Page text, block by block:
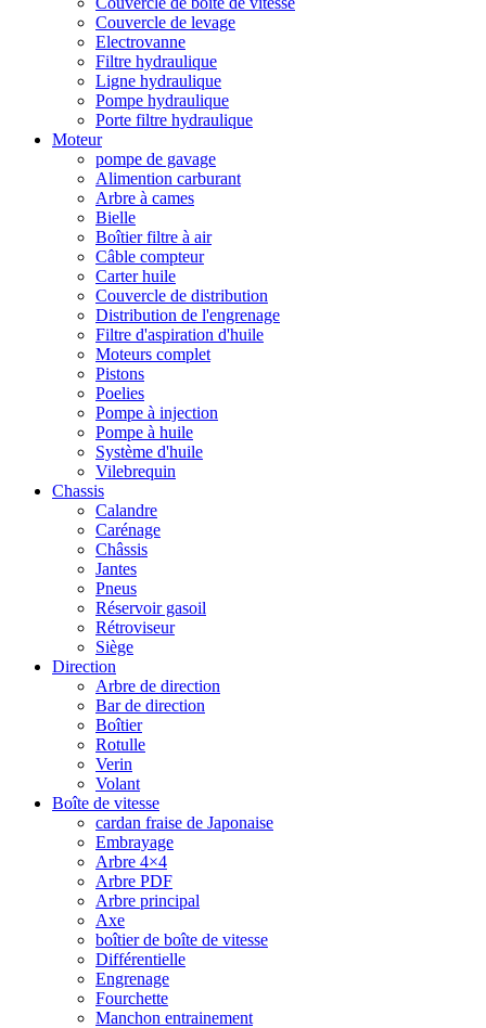
Couvercle de levage
Electrovanne
Filtre hydraulique
Ligne hydraulique
Pompe hydraulique
Porte filtre hydraulique
Moteur
pompe de gavage
Alimention carburant
Arbre à cames
Bielle
Boîtier filtre à air
Câble compteur
Carter huile
Couvercle de distribution
Distribution de l'engrenage
Filtre d'aspiration d'huile
Moteurs complet
Pistons
Poelies
Pompe à injection
Pompe à huile
Système d'huile
Vilebrequin
Chassis
Calandre
Carénage
Châssis
Jantes
Pneus
Réservoir gasoil
Rétroviseur
Siège
Direction
Arbre de direction
Bar de direction
Boîtier
Rotulle
Verin
Volant
Boîte de vitesse
cardan fraise de Japonaise
Embrayage
Arbre 4×4
Arbre PDF
Arbre principal
Axe
boîtier de boîte de vitesse
Différentielle
Engrenage
Fourchette
Manchon entrainement